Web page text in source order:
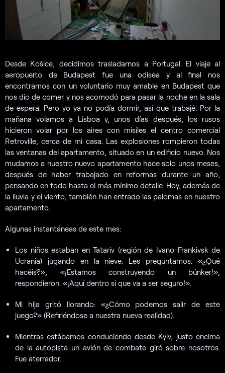
Desde Košice, decidimos trasladarnos a Portugal. El viaje al
aeropuerto de Budapest fue una odisea y al final nos
encontramos con un voluntario muy amable en Budapest que
nos dio de comer y nos acomodó para pasar la noche en la sala
de espera. Pero yo ya no podía dormir, así que trabajé. Por la
mañana volamos a Lisboa y, unos días después, los rusos
hicieron volar por los aires con misiles el centro comercial
Retroville, cerca de mi casa. Las explosiones rompieron todas
las ventanas del apartamento, situado en un edificio nuevo. Nos
mudamos a nuestro nuevo apartamento hace solo unos meses,
después de haber trabajado en reformas durante un año,
pensando en todo hasta el más mínimo detalle. Hoy, además de
la lluvia y el viento, también han entrado las palomas en nuestro
apartamento.
Algunas instantáneas de este mes:
Los niños estaban en Tatariv (región de Ivano-Frankivsk de
Ucrania) jugando en la nieve. Les preguntamos: «¿Qué
hacéis?», «¡Estamos construyendo un búnker!»,
respondieron. «¡Aquí dentro sí que va a ser seguro!».
Mi hija gritó llorando: «¿Cómo podemos salir de este
juego?» (Refiriéndose a nuestra nueva realidad).
Mientras estábamos conduciendo desde Kyiv, justo encima
de la autopista un avión de combate giró sobre nosotros.
Fue aterrador.